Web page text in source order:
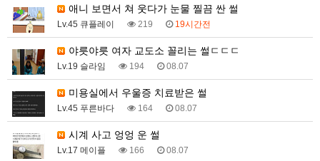
애니 보면서 쳐 웃다가 눈물 찔끔 싼 썰
Lv.45 큐플레이 219 19시간전
야릇야릇 여자 교도소 꼴리는 썰ㄷㄷㄷ
Lv.19 슬라임 194 08.07
미용실에서 우울증 치료받은 썰
Lv.45 푸른바다 164 08.07
시계 사고 엉엉 운 썰
Lv.17 메이플 166 08.07